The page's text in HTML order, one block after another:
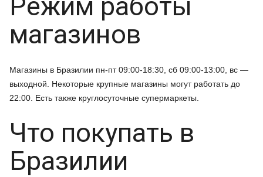
магазинов
Магазины в Бразилии пн-пт 09:00-18:30, сб 09:00-13:00, вс —
выходной. Некоторые крупные магазины могут работать до
22:00. Есть также круглосуточные супермаркеты.
Что покупать в
Бразилии